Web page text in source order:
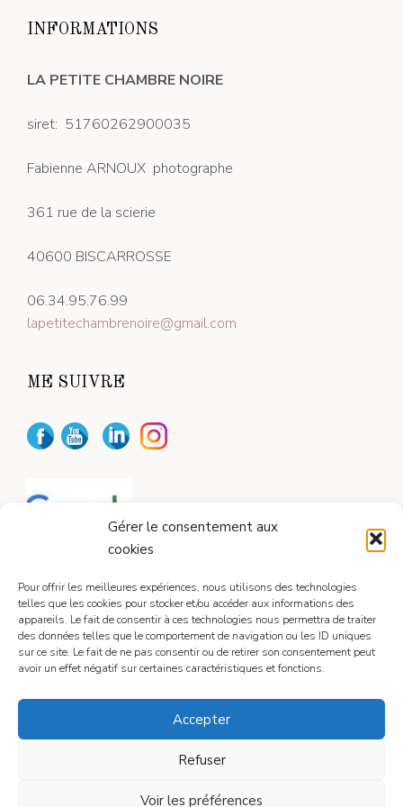
Gérer le consentement aux
cookies
Pour offrir les meilleures expériences, nous utilisons des technologies
telles que les cookies pour stocker et/ou accéder aux informations des
appareils. Le fait de consentir à ces technologies nous permettra de traiter
des données telles que le comportement de navigation ou les ID uniques
sur ce site. Le fait de ne pas consentir ou de retirer son consentement peut
avoir un effet négatif sur certaines caractéristiques et fonctions.
Accepter
Refuser
Voir les préférences
INFORMATIONS
LA PETITE CHAMBRE NOIRE
siret: 51760262900035
Fabienne ARNOUX photographe
361 rue de la scierie
40600 BISCARROSSE
06.34.95.76.99
lapetitechambrenoire@gmail.com
ME SUIVRE
CONTACT